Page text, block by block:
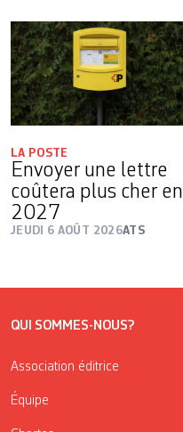
LA POSTE
Envoyer une lettre
coûtera plus cher en
2027
JEUDI 6 AOÛT 2026ATS
QUI SOMMES-NOUS?
Association éditrice
Équipe